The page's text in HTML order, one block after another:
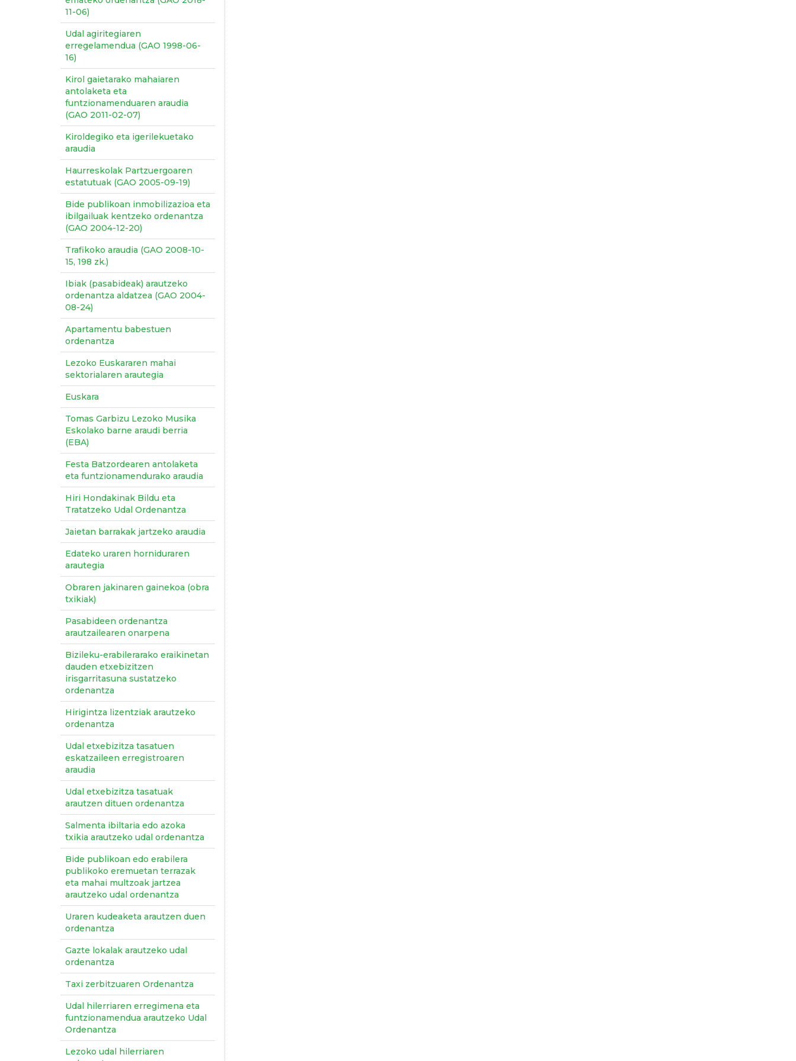
11-06)
Udal agiritegiaren
erregelamendua (GAO 1998-06-
16)
Kirol gaietarako mahaiaren
antolaketa eta
funtzionamenduaren araudia
(GAO 2011-02-07)
Kiroldegiko eta igerilekuetako
araudia
Haurreskolak Partzuergoaren
estatutuak (GAO 2005-09-19)
Bide publikoan inmobilizazioa eta
ibilgailuak kentzeko ordenantza
(GAO 2004-12-20)
Trafikoko araudia (GAO 2008-10-
15, 198 zk.)
Ibiak (pasabideak) arautzeko
ordenantza aldatzea (GAO 2004-
08-24)
Apartamentu babestuen
ordenantza
Lezoko Euskararen mahai
sektorialaren arautegia
Euskara
Tomas Garbizu Lezoko Musika
Eskolako barne araudi berria
(EBA)
Festa Batzordearen antolaketa
eta funtzionamendurako araudia
Hiri Hondakinak Bildu eta
Tratatzeko Udal Ordenantza
Jaietan barrakak jartzeko araudia
Edateko uraren horniduraren
arautegia
Obraren jakinaren gainekoa (obra
txikiak)
Pasabideen ordenantza
arautzailearen onarpena
Bizileku-erabilerarako eraikinetan
dauden etxebizitzen
irisgarritasuna sustatzeko
ordenantza
Hirigintza lizentziak arautzeko
ordenantza
Udal etxebizitza tasatuen
eskatzaileen erregistroaren
araudia
Udal etxebizitza tasatuak
arautzen dituen ordenantza
Salmenta ibiltaria edo azoka
txikia arautzeko udal ordenantza
Bide publikoan edo erabilera
publikoko eremuetan terrazak
eta mahai multzoak jartzea
arautzeko udal ordenantza
Uraren kudeaketa arautzen duen
ordenantza
Gazte lokalak arautzeko udal
ordenantza
Taxi zerbitzuaren Ordenantza
Udal hilerriaren erregimena eta
funtzionamendua arautzeko Udal
Ordenantza
Lezoko udal hilerriaren